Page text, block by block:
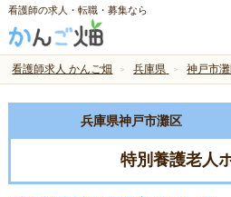
看護師の求人・転職・募集なら
看護師求人 かんご畑 兵庫県 神戸市
兵庫県神戸市灘区
特別養護老人